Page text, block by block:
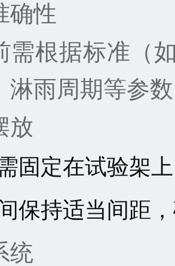
确性
需根据标准（
淋雨周期等参
放
固定在试验架
保持适当间距
统